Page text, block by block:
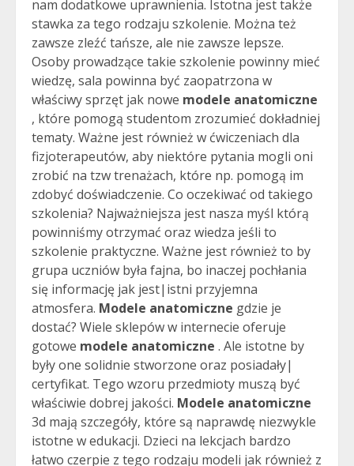
nam dodatkowe uprawnienia. Istotna jest także
stawka za tego rodzaju szkolenie. Można też
zawsze zleźć tańsze, ale nie zawsze lepsze.
Osoby prowadzące takie szkolenie powinny mieć
wiedzę, sala powinna być zaopatrzona w
właściwy sprzęt jak nowe modele anatomiczne
, które pomogą studentom zrozumieć dokładniej
tematy. Ważne jest również w ćwiczeniach dla
fizjoterapeutów, aby niektóre pytania mogli oni
zrobić na tzw trenażach, które np. pomogą im
zdobyć doświadczenie. Co oczekiwać od takiego
szkolenia? Najważniejsza jest nasza myśl którą
powinniśmy otrzymać oraz wiedza jeśli to
szkolenie praktyczne. Ważne jest również to by
grupa uczniów była fajna, bo inaczej pochłania
się informację jak jest|istni przyjemna
atmosfera. Modele anatomiczne gdzie je
dostać? Wiele sklepów w internecie oferuje
gotowe modele anatomiczne . Ale istotne by
były one solidnie stworzone oraz posiadały|
certyfikat. Tego wzoru przedmioty muszą być
właściwie dobrej jakości. Modele anatomiczne
3d mają szczegóły, które są naprawdę niezwykle
istotne w edukacji. Dzieci na lekcjach bardzo
łatwo czerpie z tego rodzaju modeli jak również z